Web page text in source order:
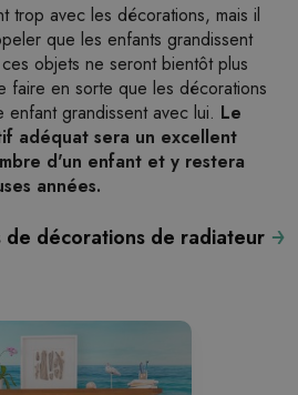
trop avec les décorations, mais il
que les enfants grandissent
objets ne seront bientôt plus
faire en sorte que les décorations
grandissent avec lui. Le
adéquat sera un excellent
d'un enfant et y restera
années.
de décorations de radiateur